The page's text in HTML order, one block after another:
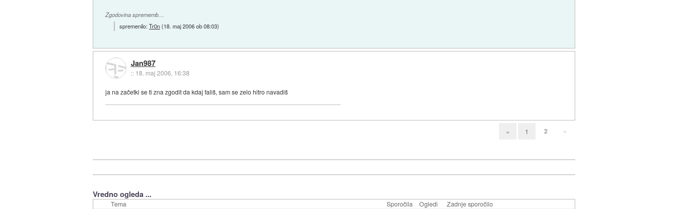
Zgodovina sprememb…
spremenilo:Tr0n(18. maj 2006 ob 08:03)
Jan987
:: 18. maj 2006, 16:38
ja na začetki se ti zna zgodit da kdaj fališ, sam se zelo hitro navadiš
« 1 2 »
Vredno ogleda ...
Tema Sporočila Ogledi Zadnje sporočilo